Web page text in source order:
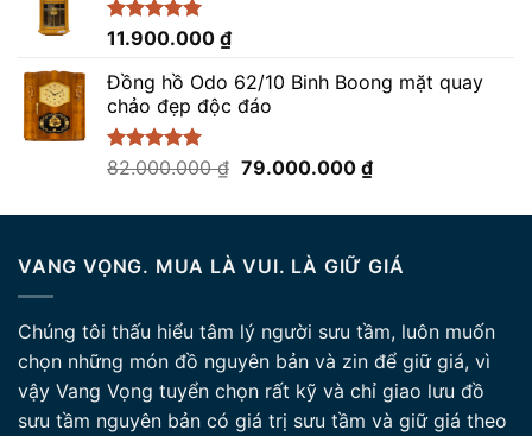
Được xếp
5 sao
11.900.000 ₫
Đồng hồ Odo 62/10 Binh Boong mặt quay
chảo đẹp độc đáo
Được xếp
82.000.000₫ Giá
là:
79.000.000 ₫Giá
tại
79.000.000 ₫.
VANG VỌNG. MUA LÀ VUI. LÀ GIỮ GIÁ
Chúng tôi thấu hiểu tâm lý người sưu tầm, luôn muốn
chọn những món đồ nguyên bản và zin để giữ giá, vì
vậy Vang Vọng tuyển chọn rất kỹ và chỉ giao lưu đồ
sưu tầm nguyên bản có giá trị sưu tầm và giữ giá theo